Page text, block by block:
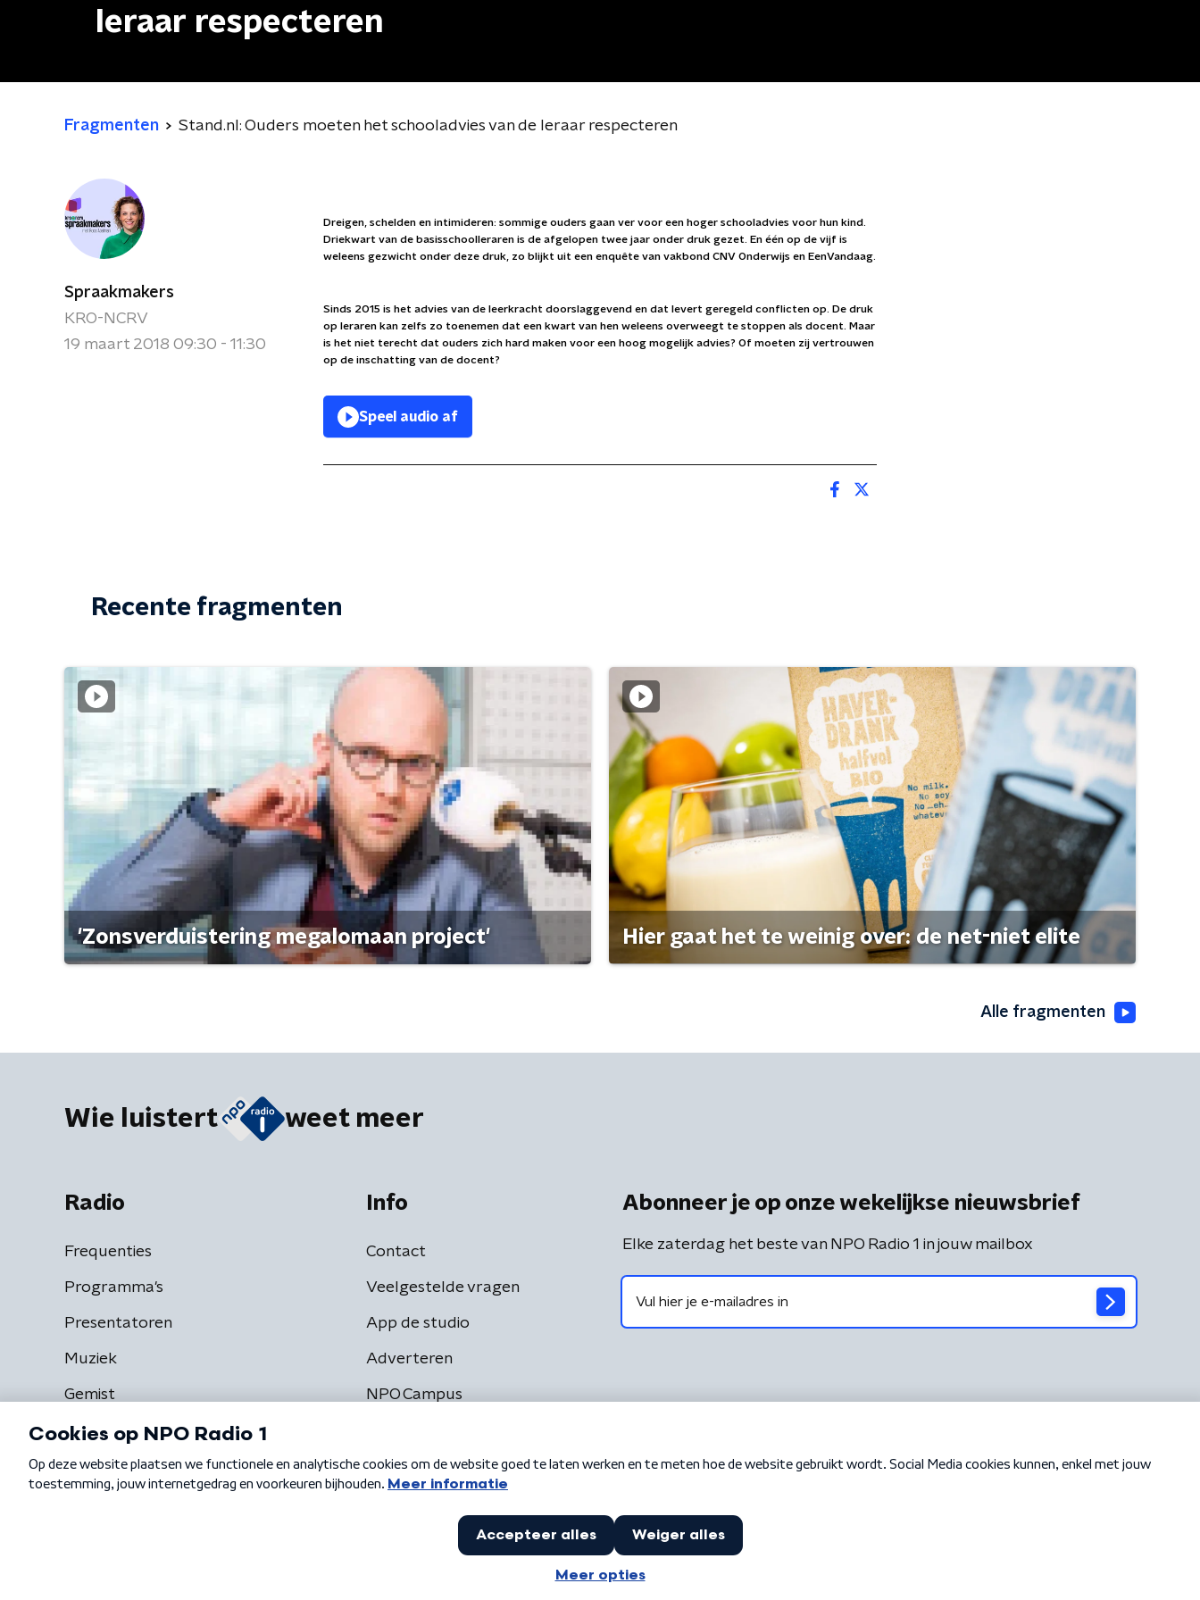
leraar respecteren
Fragmenten Stand.nl: Ouders moeten het schooladvies van de leraar respecteren
Spraakmakers
KRO-NCRV
19 maart 2018 09:30 - 11:30
Dreigen, schelden en intimideren: sommige ouders gaan ver voor een hoger schooladvies voor hun kind.
Driekwart van de basisschoolleraren is de afgelopen twee jaar onder druk gezet. En één op de vijf is
weleens gezwicht onder deze druk, zo blijkt uit een enquête van vakbond CNV Onderwijs en EenVandaag.
Sinds 2015 is het advies van de leerkracht doorslaggevend en dat levert geregeld conflicten op. De druk
op leraren kan zelfs zo toenemen dat een kwart van hen weleens overweegt te stoppen als docent. Maar
is het niet terecht dat ouders zich hard maken voor een hoog mogelijk advies? Of moeten zij vertrouwen
op de inschatting van de docent?
Speel audio af
Recente fragmenten
'Zonsverduistering megalomaan project' Hier gaat het te weinig over: de net-niet elite
Alle fragmenten
Wie luistert weet meer
Radio
Frequenties
Programma's
Presentatoren
Muziek
Gemist
Info
Contact
Veelgestelde vragen
App de studio
Adverteren
NPO Campus
Abonneer je op onze wekelijkse nieuwsbrief
Elke zaterdag het beste van NPO Radio 1 in jouw mailbox
Algemene voorwaarden Privacybeleid